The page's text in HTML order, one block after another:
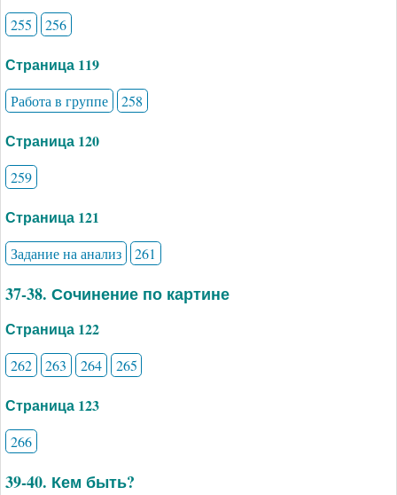
255 256
Страница 119
Работа в группе 258
Страница 120
259
Страница 121
Задание на анализ 261
37-38. Сочинение по картине
Страница 122
262 263 264 265
Страница 123
266
39-40. Кем быть?